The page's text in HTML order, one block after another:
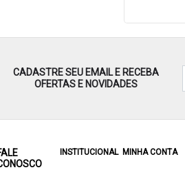
CADASTRE SEU EMAIL E RECEBA
OFERTAS E NOVIDADES
INSTITUCIONAL MINHA CONTA